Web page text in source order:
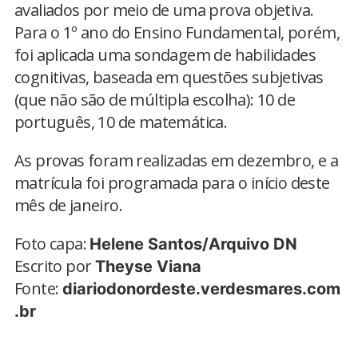
avaliados por meio de uma prova objetiva.
Para o 1º ano do Ensino Fundamental, porém,
foi aplicada uma sondagem de habilidades
cognitivas, baseada em questões subjetivas
(que não são de múltipla escolha): 10 de
português, 10 de matemática.
As provas foram realizadas em dezembro, e a
matrícula foi programada para o início deste
mês de janeiro.
Foto capa: Helene Santos/Arquivo DN
Escrito porTheyse Viana
Fonte: diariodonordeste.verdesmares.com
.br